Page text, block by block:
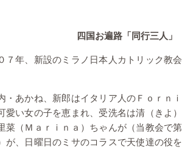
四国お遍路「同行三人」
７年、新設のミラノ日本人カトリック教
・あかね、新郎はイタリア人のＦｏｒ
い女の子を恵まれ、受洗名は清（きよ
菜（Ｍａｒｉｎａ）ちゃんが（当教会で
が、日曜日のミサのコラスで天使達の役